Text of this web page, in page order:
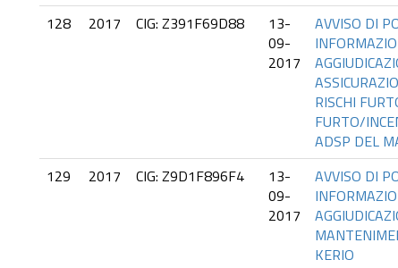
128 2017 CIG: Z391F69D88
13-
09-
2017
AVVISO DI
RISCHI
FURTO/
ADSP DEL
129 2017 CIG: Z9D1F896F4
13-
09-
2017
AVVISO DI
KERIO